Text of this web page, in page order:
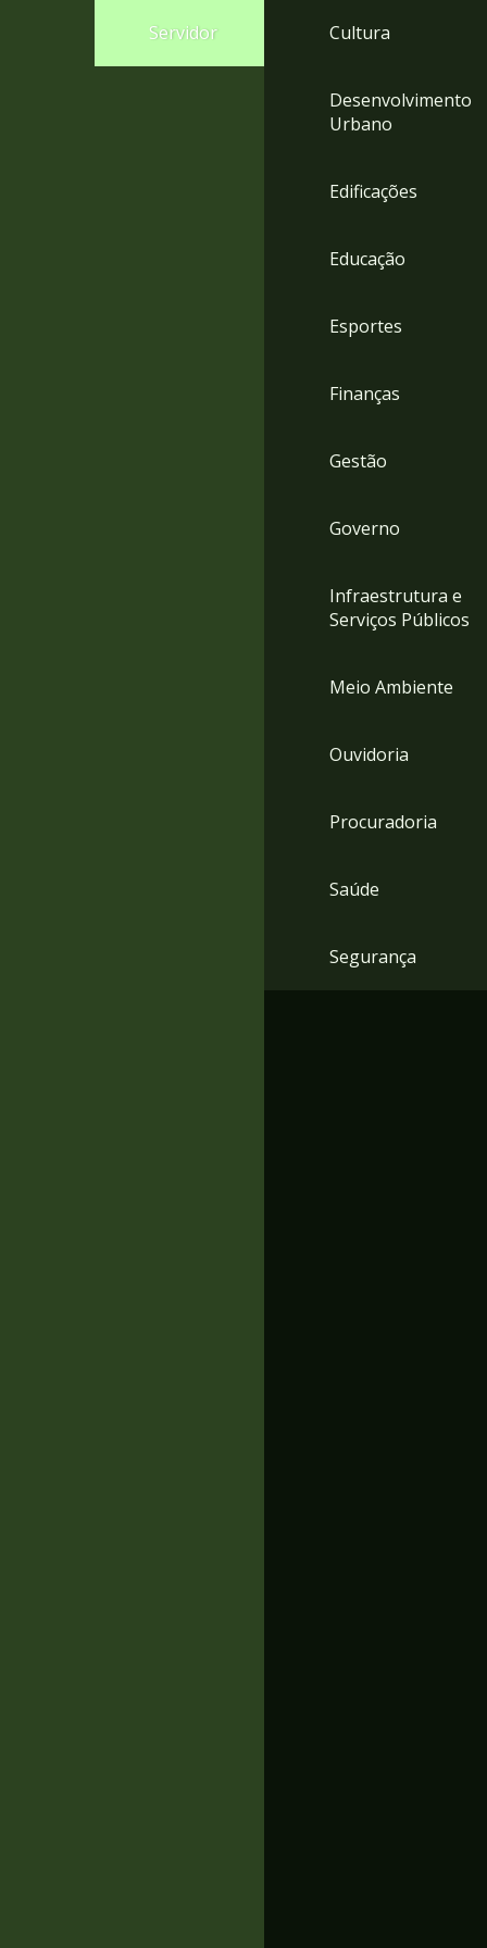
Servidor Cultura
Desenvolvimento
Urbano
Edificações
Educação
Esportes
Finanças
Gestão
Governo
Infraestrutura e
Serviços Públicos
Meio Ambiente
Ouvidoria
Procuradoria
Saúde
Segurança